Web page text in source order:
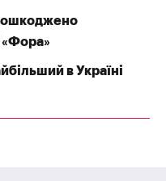
«Фора»
в Україні